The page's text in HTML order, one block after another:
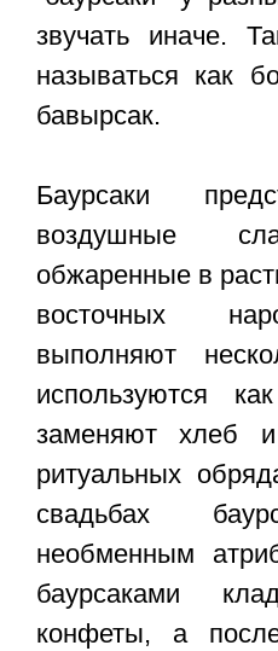
звучать иначе.
называться как
бавырсак.
Баурсаки
воздушные
обжаренные в
восточных
выполняют
используются
заменяют хлеб
ритуальных
свадьбах
необменным
баурсаками
конфеты, а